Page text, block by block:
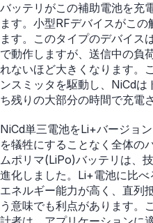
バッテリがこの補助電池を充
ます。小型RFデバイスがこ
ます。このタイプのデバイス
で動作しますが、送信中の負
れないほど大きくなります。
ンスミッタを駆動し、NiCd
ち残りの大部分の時間で充電
NiCd単三電池をLi+バージョ
を犠牲にすることなく全体の
ムポリマ(LiPo)バッテリは、
進化しました。Li+電池に比
エネルギー能力が高く、直列
う意味でも利点があります。